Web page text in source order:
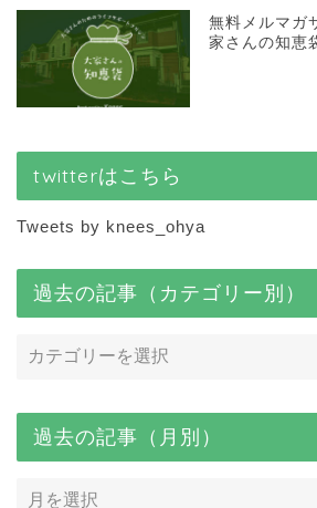
無料メルマガ
家さんの知恵
twitterはこちら
Tweets by knees_ohya
過去の記事（カテゴリー別）
過去の記事（月別）